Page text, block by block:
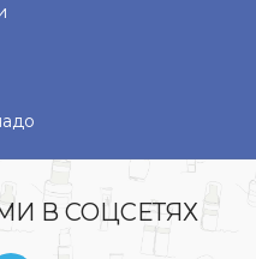
В СОЦСЕТЯХ